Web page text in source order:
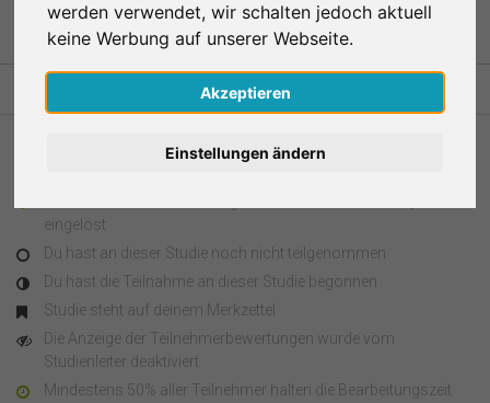
werden verwendet, wir schalten jedoch aktuell
keine Werbung auf unserer Webseite.
Akzeptieren
Einstellungen ändern
Region 1 R 4
eingelöst
Du hast an dieser Studie noch nicht teilgenommen
Du hast die Teilnahme an dieser Studie begonnen
Studie steht auf deinem Merkzettel
Die Anzeige der Teilnehmerbewertungen wurde vom
Studienleiter deaktiviert
Mindestens 50% aller Teilnehmer halten die Bearbeitungszeit
English
Nederlands